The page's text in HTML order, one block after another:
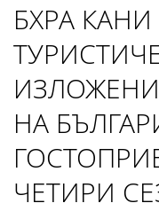
БХРА
НА
ЧЕТИРИ